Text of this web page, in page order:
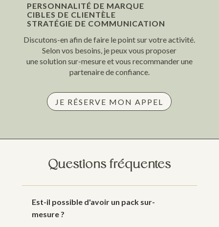
PERSONNALITÉ DE MARQUE
CIBLES DE CLIENTÈLE
STRATÉGIE DE COMMUNICATION
Discutons-en afin de faire le point sur votre activité.
Selon vos besoins, je peux vous proposer
une solution sur-mesure et vous recommander une
partenaire de confiance.
JE RÉSERVE MON APPEL
Questions fréquentes
Est-il possible d'avoir un pack sur-
mesure ?